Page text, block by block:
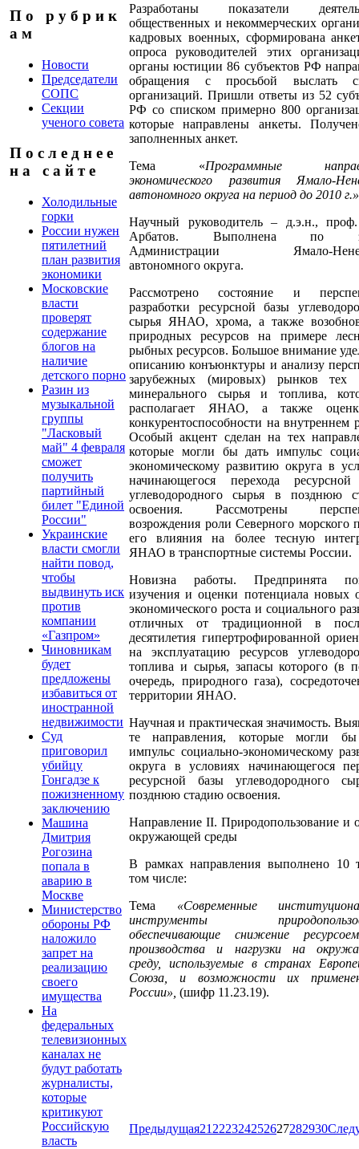
П о р у б р и к
а м
Новости
Председатели
СОПС
Секции
ученого совета
П о с л е д н е е
н а с а й т е
Холодильные
горки
России нужен
пятилетний
план развития
экономики
Московские
власти
проверят
содержание
блогов на
наличие
детского порно
Разин из
музыкальной
группы
"Ласковый
май" 4 февраля
сможет
получить
партийный
билет "Единой
России"
Украинские
власти смогли
найти повод,
чтобы
выдвинуть иск
против
компании
«Газпром»
Чиновникам
будет
предложены
избавиться от
иностранной
недвижимости
Суд
приговорил
убийцу
Гонгадзе к
пожизненному
заключению
Машина
Дмитрия
Рогозина
попала в
аварию в
Москве
Министерство
обороны РФ
наложило
запрет на
реализацию
своего
имущества
На
федеральных
телевизионных
каналах не
будут работать
журналисты,
которые
критикуют
Российскую
власть
Разработаны показатели
общественных и некоммерческих
кадровых военных, сформирована
опроса руководителей этих
органы юстиции 86 субъектов РФ
обращения с просьбой выслать
организаций. Пришли ответы из 52
РФ со списком примерно 800
которые направлены анкеты.
заполненных анкет.
Тема «Программные
экономического развития Ямало-
автономного округа на период до 2010 г.»
Научный руководитель – д.э.н.,
Арбатов. Выполнена по
Администрации Ямало-
автономного округа.
Рассмотрено состояние и
разработки ресурсной базы
сырья ЯНАО, хрома, а также
природных ресурсов на примере
рыбных ресурсов. Большое внимание
описанию конъюнктуры и анализу
зарубежных (мировых) рынков тех
минерального сырья и топлива,
располагает ЯНАО, а также
конкурентоспособности на внутреннем
Особый акцент сделан на тех
которые могли бы дать импульс
экономическому развитию округа в
начинающегося перехода
углеводородного сырья в позднюю
освоения. Рассмотрены
возрождения роли Северного морского
его влияния на более тесную
ЯНАО в транспортные системы России.
Новизна работы. Предпринята
изучения и оценки потенциала новых
экономического роста и социального
отличных от традиционной в
десятилетия гипертрофированной
на эксплуатацию ресурсов
топлива и сырья, запасы которого (в
очередь, природного газа),
территории ЯНАО.
Научная и практическая значимость.
те направления, которые могли
импульс социально-экономическому
округа в условиях начинающегося
ресурсной базы углеводородного
позднюю стадию освоения.
Направление II. Природопользование и
окружающей среды
В рамках направления выполнено 10
том числе:
Тема «Современные
инструменты
обеспечивающие снижение
производства и нагрузки на
среду, используемые в странах
Союза, и возможности их
России», (шифр 11.23.19).
Предыдущая21 222324252627282930